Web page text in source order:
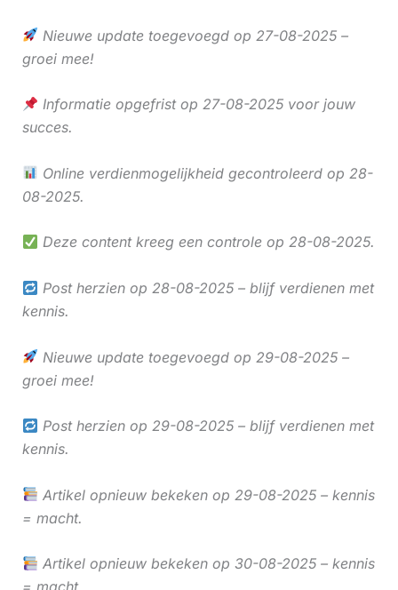
Nieuwe update toegevoegd op 27-08-2025 –
groei mee!
Informatie opgefrist op 27-08-2025 voor jouw
succes.
Online verdienmogelijkheid gecontroleerd op 28-
08-2025.
Deze content kreeg een controle op 28-08-2025.
Post herzien op 28-08-2025 – blijf verdienen met
kennis.
Nieuwe update toegevoegd op 29-08-2025 –
groei mee!
Post herzien op 29-08-2025 – blijf verdienen met
kennis.
Artikel opnieuw bekeken op 29-08-2025 – kennis
= macht.
Artikel opnieuw bekeken op 30-08-2025 – kennis